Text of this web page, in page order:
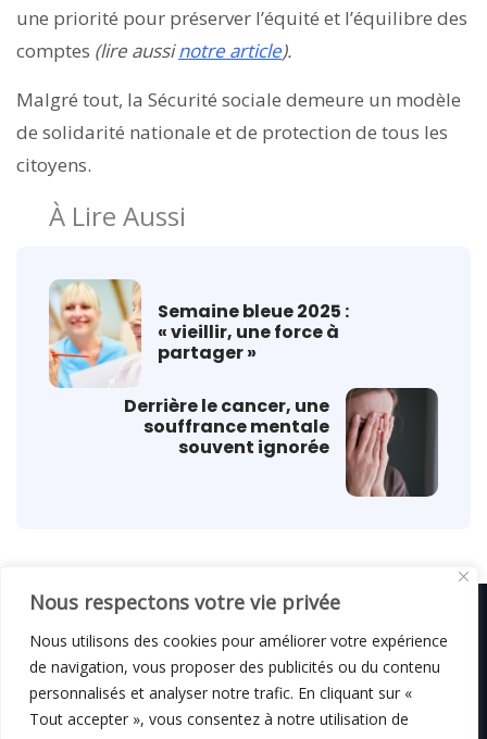
Nous respectons votre vie privée
Nous utilisons des cookies pour améliorer votre expérience
de navigation, vous proposer des publicités ou du contenu
personnalisés et analyser notre trafic. En cliquant sur «
Tout accepter », vous consentez à notre utilisation de
une priorité pour préserver l’équité et l’équilibre des
comptes (lire aussinotre article).
Malgré tout, la Sécurité sociale demeure un modèle
de solidarité nationale et de protection de tous les
citoyens.
À Lire Aussi
Semaine bleue 2025 :
« vieillir, une force à
partager »
Derrière le cancer, une
souffrance mentale
souvent ignorée
© C i E M2026
Mentions légales